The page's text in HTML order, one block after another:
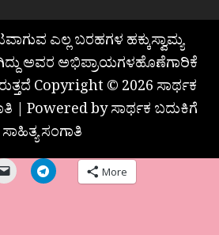
ಎಲ್ಲ ಬರಹಗಳ ಹಕ್ಕುಸ್ವಾಮ್ಯ
ಅವರ ಅಭಿಪ್ರಾಯಗಳಹೊಣೆಗಾರಿಕೆ
Copyright © 2026 ಸಾರ್ಥಕ
| Powered by ಸಾರ್ಥಕ ಬದುಕಿಗೆ
ಸಾಹಿತ್ಯ ಸಂಗಾತಿ
More